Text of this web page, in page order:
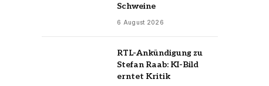
Schweine
6 August 2026
RTL-Ankündigung zu
Stefan Raab: KI-Bild
erntet Kritik